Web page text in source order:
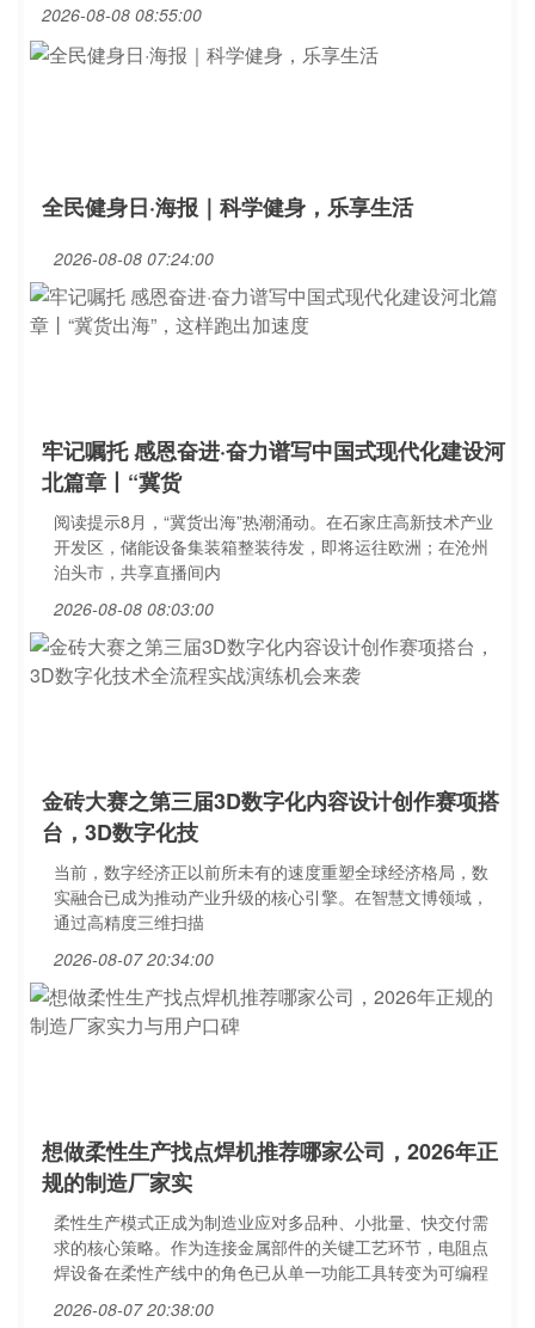
2026-08-08 08:55:00
全民健身日·海报｜科学健身，乐享生活
2026-08-08 07:24:00
牢记嘱托 感恩奋进·奋力谱写中国式现代化建设河
北篇章丨“冀货
阅读提示8月，“冀货出海”热潮涌动。在石家庄高新技术产业
开发区，储能设备集装箱整装待发，即将运往欧洲；在沧州
泊头市，共享直播间内
2026-08-08 08:03:00
金砖大赛之第三届3D数字化内容设计创作赛项搭
台，3D数字化技
当前，数字经济正以前所未有的速度重塑全球经济格局，数
实融合已成为推动产业升级的核心引擎。在智慧文博领域，
通过高精度三维扫描
2026-08-07 20:34:00
想做柔性生产找点焊机推荐哪家公司，2026年正
规的制造厂家实
柔性生产模式正成为制造业应对多品种、小批量、快交付需
求的核心策略。作为连接金属部件的关键工艺环节，电阻点
焊设备在柔性产线中的角色已从单一功能工具转变为可编程
2026-08-07 20:38:00